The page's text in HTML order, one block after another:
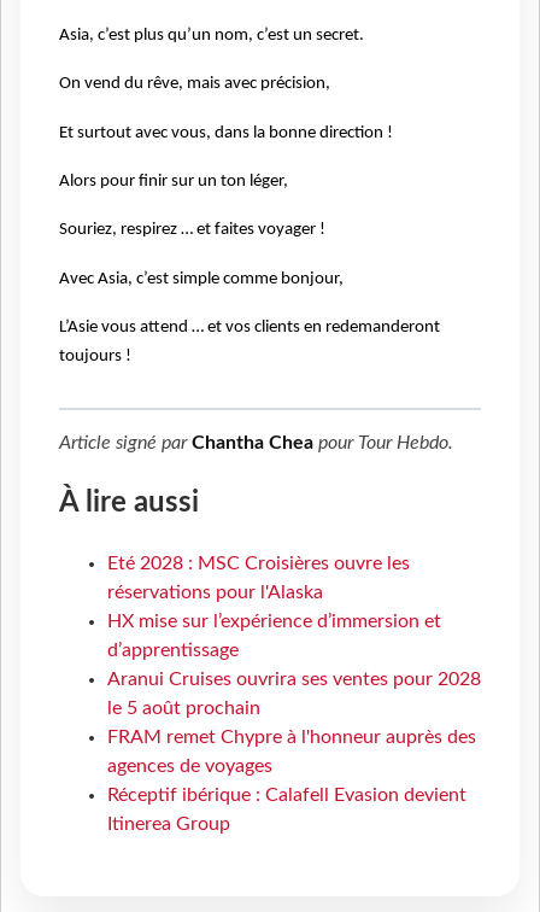
Asia, c’est plus qu’un nom, c’est un secret.
On vend du rêve, mais avec précision,
Et surtout avec vous, dans la bonne direction !
Alors pour finir sur un ton léger,
Souriez, respirez … et faites voyager !
Avec Asia, c’est simple comme bonjour,
L’Asie vous attend … et vos clients en redemanderont
toujours !
Article signé parChantha Chea pour Tour Hebdo.
À lire aussi
Eté 2028 : MSC Croisières ouvre les
réservations pour l'Alaska
HX mise sur l’expérience d’immersion et
d’apprentissage
Aranui Cruises ouvrira ses ventes pour 2028
le 5 août prochain
FRAM remet Chypre à l'honneur auprès des
agences de voyages
Réceptif ibérique : Calafell Evasion devient
Itinerea Group